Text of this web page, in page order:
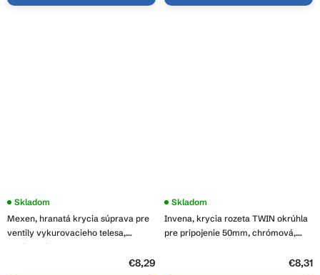
Mexen, hranatá krycia súprava pre
ventily vykurovacieho telesa,
chrómová, W910-000-00
Skladom
€8,29
Invena, krycia rozeta TWIN okrúhla
pre pripojenie 50mm, chrómová,
Skladom
€8,31